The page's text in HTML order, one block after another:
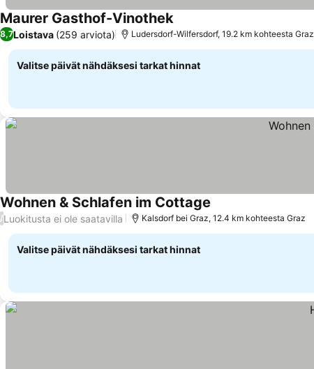
Maurer Gasthof-Vinothek
8,7Loistava (259 arviota) Ludersdorf-Wilfersdorf, 19.2 km kohteesta Graz
Valitse päivät nähdäksesi tarkat hinnat
Wohnen & Schlafen im Cottage
/Luokitusta ei ole saatavilla Kalsdorf bei Graz, 12.4 km kohteesta Graz
Valitse päivät nähdäksesi tarkat hinnat